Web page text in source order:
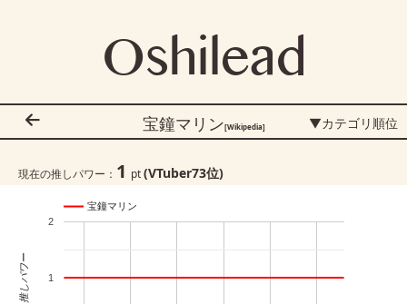
Oshilead
宝鐘マリン[Wikipedia] ▼カテゴリ順位
現在の推しパワー： 1 pt(VTuber73位)
宝鐘マリン
1
2
推しパワー